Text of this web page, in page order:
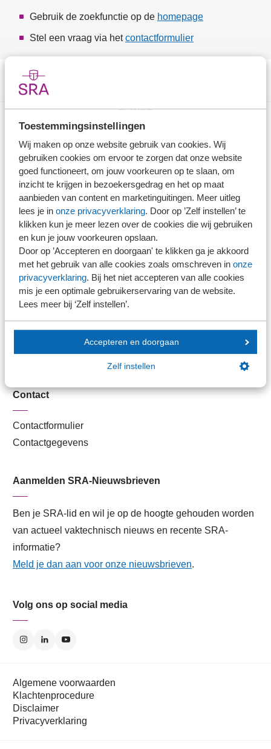
Toestemmingsinstellingen
Wij maken op onze website gebruik van cookies. Wij
gebruiken cookies om ervoor te zorgen dat onze website
goed functioneert, om jouw voorkeuren op te slaan, om
inzicht te krijgen in bezoekersgedrag en het op maat
aanbieden van content en marketinguitingen. Meer uitleg
lees je in onze privacyverklaring. Door op ’Zelf instellen’ te
klikken kun je meer lezen over de cookies die wij gebruiken
en kun je jouw voorkeuren opslaan.
Door op ’Accepteren en doorgaan' te klikken ga je akkoord
met het gebruik van alle cookies zoals omschreven in onze
privacyverklaring. Bij het niet accepteren van alle cookies
mis je een optimale gebruikerservaring van de website.
Lees meer bij ‘Zelf instellen’.
Accepteren en doorgaan
Zelf instellen
Gebruik de zoekfunctie op de homepage
Stel een vraag via hetcontactformulier
Stel je vaktechnische vraag
Branche in Zicht
Dossiers
Kantoorvinder
Nieuwsbank
Handige links
Veilig bestanden delen
SRA-gecertificeerd
Lid worden
Contact
Contactformulier
Contactgegevens
Aanmelden SRA-Nieuwsbrieven
Ben je SRA-lid en wil je op de hoogte gehouden worden
van actueel vaktechnisch nieuws en recente SRA-
informatie?
Meld je dan aan voor onze nieuwsbrieven.
Volg ons op social media
Algemene voorwaarden
Klachtenprocedure
Disclaimer
Privacyverklaring